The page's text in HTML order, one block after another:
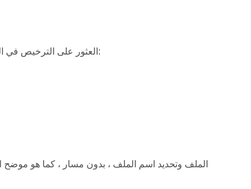
. Aspose. سيحاول 3D for .NET العثور على الترخيص في المواقع التالية: